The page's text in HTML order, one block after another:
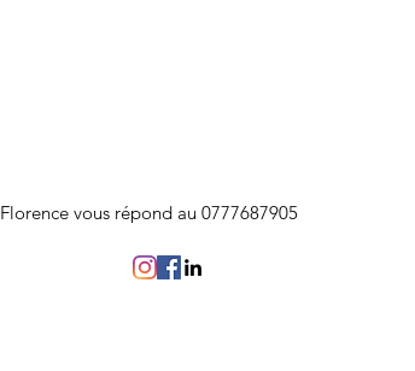
Florence vous répond au 0777687905